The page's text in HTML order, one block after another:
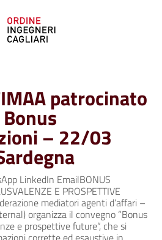
patrocinato
– 22/03
LinkedIn EmailBONUS
E PROSPETTIVE
mediatori agenti d’affari –
organizza il convegno “Bonus
e prospettive future“, che si